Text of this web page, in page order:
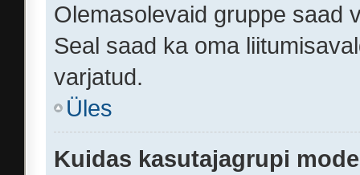
Olemasolevaid gruppe saad
Seal saad ka oma
varjatud.
Üles
Kuidas kasutajagrupi